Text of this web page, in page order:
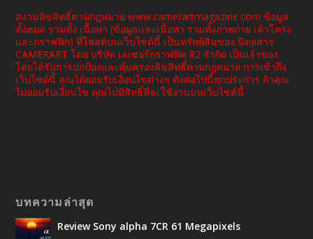
สงวนลิขสิทธิ์ตามกฎหมาย www.camerartmagazine.com ข้อมูล
ทั้งหมด รวมทั้ง เนื้อหา (ข้อมูลและเนื้อหา รวมทั้งภาพถ่าย เค้าโครง
และกราฟฟิก) ที่โพสต์บนเว็บไซต์นี้ เป็นทรัพย์สินของ นิตยสาร
CAMERART โดย บริษัท เลเซอร์กราฟฟิค 82 จำกัด เป็นเจ้าของ
โดยได้รับการปกป้องและคุ้มครองลิขสิทธิ์ตามกฎหมาย การเข้าถึง
เว็บไซต์นี้ คุณได้ยอมรับเงื่อนไขต่างๆ ดังต่อไปนี้ทุกประการ ถ้าคุณ
ไม่ยอมรับเงื่อนไข คุณไม่มีสิทธิ์ที่จะใช้งานบนเว็บไซต์นี้
บทความล่าสุด
Review Sony alpha 7CR 61 Megapixels